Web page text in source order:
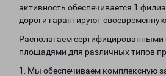
активность обеспечивается 1
дороги гарантируют
Располагаем сертифицированными
площадями для различных типов
1. Мы обеспечиваем комплексную